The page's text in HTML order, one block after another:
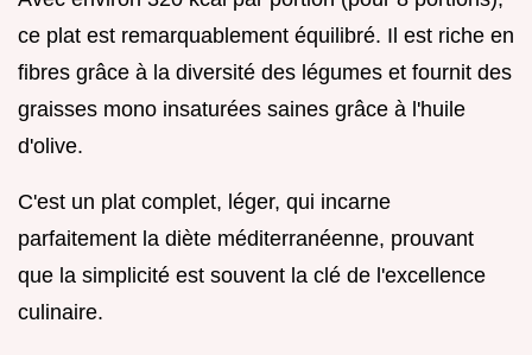
ce plat est remarquablement équilibré. Il est riche en
fibres grâce à la diversité des légumes et fournit des
graisses mono insaturées saines grâce à l'huile
d'olive.
C'est un plat complet, léger, qui incarne
parfaitement la diète méditerranéenne, prouvant
que la simplicité est souvent la clé de l'excellence
culinaire.